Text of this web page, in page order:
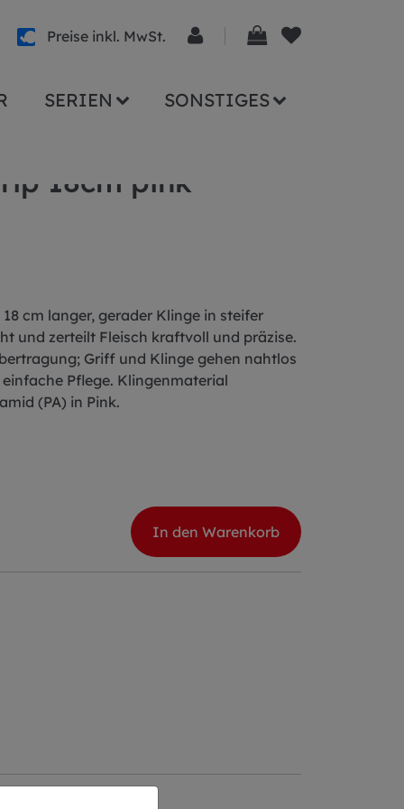
Preise inkl. MwSt.
SERIEN SONSTIGES
18cm pink
cm langer, gerader Klinge in steifer
und zerteilt Fleisch kraftvoll und präzise.
Griff und Klinge gehen nahtlos
Pflege. Klingenmaterial
(PA) in Pink.
In den Warenkorb